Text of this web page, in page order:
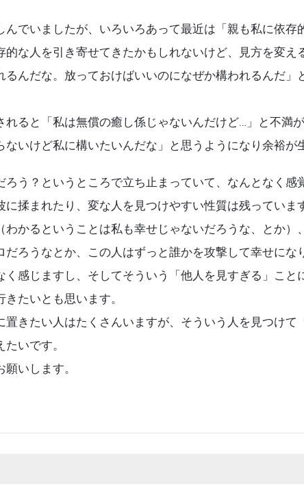
でいましたが、いろいろあって最近は「親も私に依存
的な人を引き寄せてきたかもしれないけど、見方を変え
んだな。放っておけばいいのになぜか構われるんだ」
れると「私は無償の癒し係じゃないんだけど…」と不満
いけど私に構いたいんだな」と思うようになり余裕が
う？というところで立ち止まっていて、なんとなく感
揉まれたり、変な人を見つけやすい性質は残っていま
かるということは私も幸せじゃないだろうな、とか）
ろうなとか、この人はずっと誰かを攻撃して幸せにな
く感じますし、そしてそういう「他人を見すぎる」こと
たいとも思います。
置きたい人はたくさんいますが、そういう人を見つけて
いです。
いします。